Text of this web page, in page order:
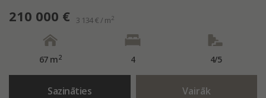
210 000 € 3 134 € / m2
67 m2 4 4/5
Sazināties Vairāk